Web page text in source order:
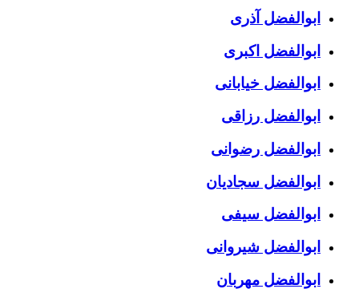
ابوالفضل آذری
ابوالفضل اکبری
ابوالفضل خیابانی
ابوالفضل رزاقی
ابوالفضل رضوانی
ابوالفضل سجادیان
ابوالفضل سیفی
ابوالفضل شیروانی
ابوالفضل مهربان